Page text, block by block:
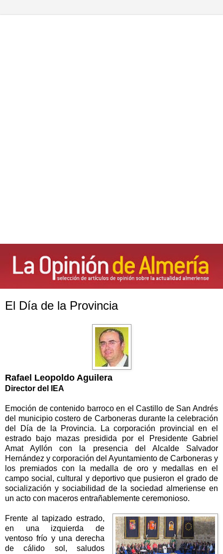
El Día de la Provincia
Rafael Leopoldo Aguilera
Director del IEA
Emoción de contenido barroco en el Castillo de San Andrés
del municipio costero de Carboneras durante la celebración
del Día de la Provincia. La corporación provincial en el
estrado bajo mazas presidida por el Presidente Gabriel
Amat Ayllón con la presencia del Alcalde Salvador
Hernández y corporación del Ayuntamiento de Carboneras y
los premiados con la medalla de oro y medallas en el
campo social, cultural y deportivo que pusieron el grado de
socialización y sociabilidad de la sociedad almeriense en
un acto con maceros entrañablemente ceremonioso.
Frente al tapizado estrado,
en una izquierda de
ventoso frío y una derecha
de cálido sol, saludos